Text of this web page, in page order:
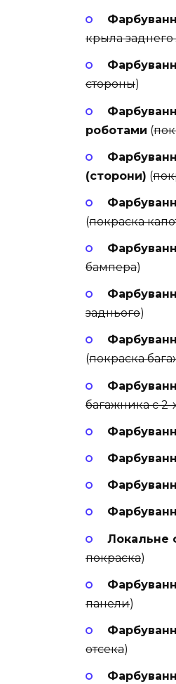
крыла заднего
стороны)
роботами (
(сторони) (
(покраска
бампера)
заднього)
(покраска
багажника с 2-
Локальне
покраска)
панели)
отсека)